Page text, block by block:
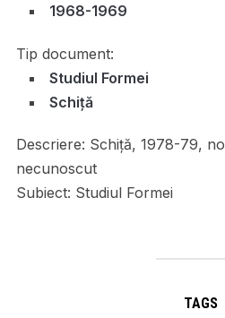
1968-1969
Tip document:
Studiul Formei
Schiță
Descriere: Schiță, 1978-79,
necunoscut
Subiect: Studiul Formei
TAGS